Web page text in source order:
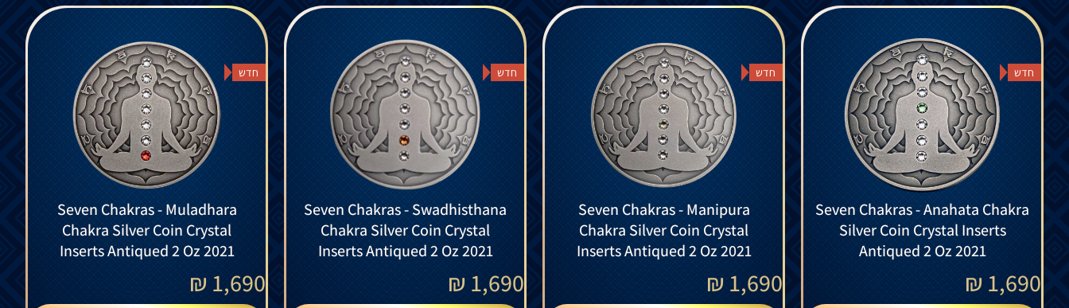
חדש
Seven Chakras - Anahata Chakra
Silver Coin Crystal Inserts
Antiqued 2 Oz 2021
1,690
₪
חדש
Seven Chakras - Manipura
Chakra Silver Coin Crystal
Inserts Antiqued 2 Oz 2021
1,690
₪
חדש
Seven Chakras - Swadhisthana
Chakra Silver Coin Crystal
Inserts Antiqued 2 Oz 2021
1,690
₪
חדש
Seven Chakras - Muladhara
Chakra Silver Coin Crystal
Inserts Antiqued 2 Oz 2021
1,690
₪